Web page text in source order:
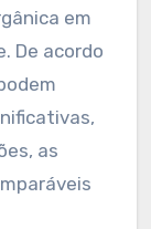
em
De acordo
as